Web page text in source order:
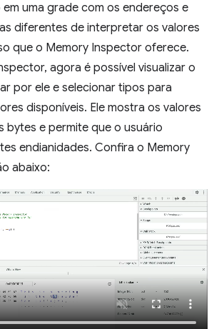
uma grade com os endereços e
diferentes de interpretar os valores
que o Memory Inspector oferece.
agora é possível visualizar o
por ele e selecionar tipos para
disponíveis. Ele mostra os valores
bytes e permite que o usuário
endianidades. Confira o Memory
abaixo: